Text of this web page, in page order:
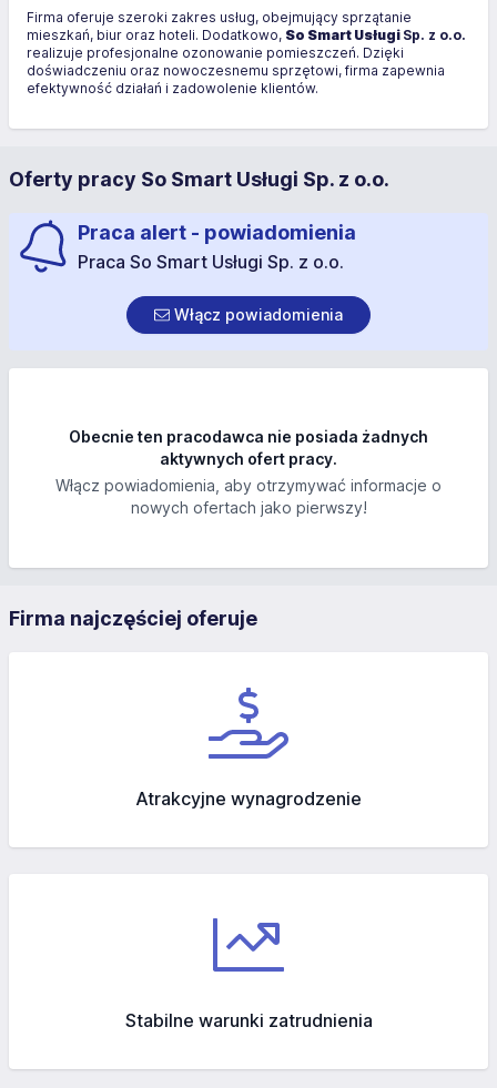
Firma oferuje szeroki zakres usług, obejmujący sprzątanie
mieszkań, biur oraz hoteli. Dodatkowo, So Smart Usługi Sp. z o.o.
realizuje profesjonalne ozonowanie pomieszczeń. Dzięki
doświadczeniu oraz nowoczesnemu sprzętowi, firma zapewnia
efektywność działań i zadowolenie klientów.
Oferty pracy So Smart Usługi Sp. z o.o.
Praca alert - powiadomienia
Praca So Smart Usługi Sp. z o.o.
Włącz powiadomienia
Obecnie ten pracodawca nie posiada żadnych
aktywnych ofert pracy.
Włącz powiadomienia, aby otrzymywać informacje o
nowych ofertach jako pierwszy!
Firma najczęściej oferuje
Atrakcyjne wynagrodzenie
Stabilne warunki zatrudnienia